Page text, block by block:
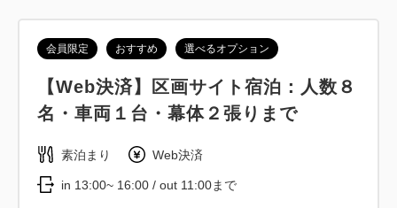
会員限定 おすすめ 選べるオプション
【Web決済】区画サイト宿泊：人数８
名・車両１台・幕体２張りまで
素泊まり Web決済
in 13:00~ 16:00 / out 11:00まで